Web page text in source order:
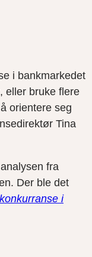
i bankmarkedet
eller bruke flere
orientere seg
Tina
fra
Der ble det
i